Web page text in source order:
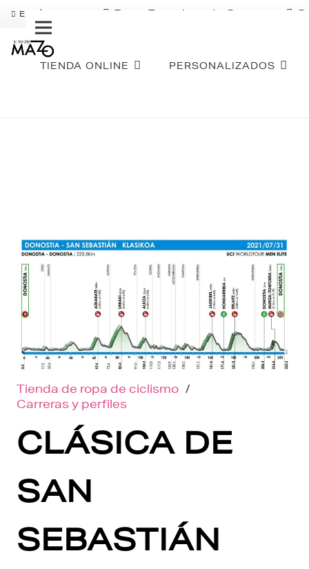
ENVÍO GRATIS Pago Fraccionado Sequra
TIENDA ONLINE PERSONALIZADOS
Tienda de ropa de ciclismo /
Carreras y perfiles
CLÁSICA DE
SAN
SEBASTIÁN